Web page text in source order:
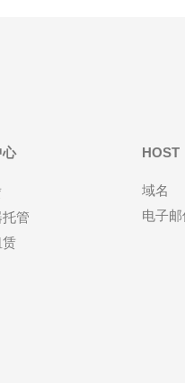
心
托管
赁
HOST
域名
电子